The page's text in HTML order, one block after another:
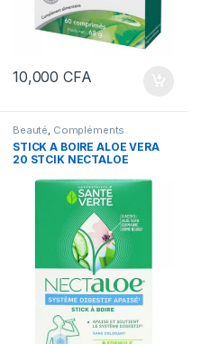
10,000CFA
Beauté Compléments
Alimentaires
STICK A BOIRE ALOE VERA
20 STCIK NECTALOE